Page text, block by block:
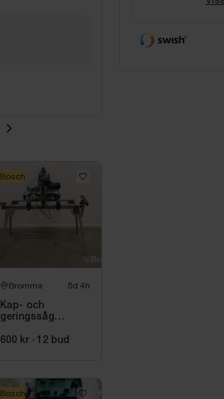
Bromma 5d 4h
Kap- och
geringssåg
SJL inkl. stativ
600 kr · 12 bud
Bosch
Bosch